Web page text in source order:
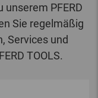
unserem PFERD
Sie regelmäßig
Services und
TOOLS.